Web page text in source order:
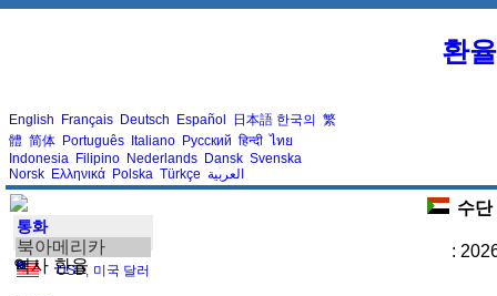
환
English Français Deutsch Español 日本語 한국의 繁
體 简体 Português Italiano Русский हिन्दी ไทย
Indonesia Filipino Nederlands Dansk Svenska
Norsk Ελληνικά Polska Türkçe العربية
통화
북아메리카
USD, 미국 달러
역사 환율
수단
: